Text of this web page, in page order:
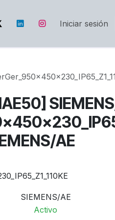
Iniciar sesión
AE
SIEMENS/AE
Activo